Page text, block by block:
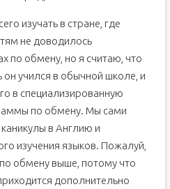
изучать в стране, где
не доводилось
по обмену, но я считаю, что
он учился в обычной школе, и
в специализированную
по обмену. Мы сами
в Англию и
изучения языков. Пожалуй,
обмену выше, потому что
дополнительно